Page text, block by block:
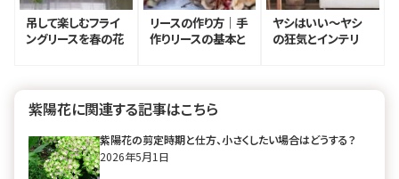
吊して楽しむフライ
ングリースを春の花
リースの作り方｜手
作りリースの基本と
ヤシはいい〜ヤシ
の狂気とインテリ
紫陽花に関連する記事はこちら
紫陽花の剪定時期と仕方、小さくしたい場合はどうする？
2026年5月1日